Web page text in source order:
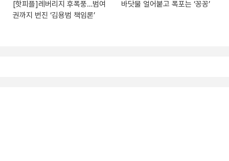
[핫피플]레버리지 후폭풍…범여
권까지 번진 ‘김용범 책임론’
바닷물 얼어붙고 폭포는 ‘꽁꽁’